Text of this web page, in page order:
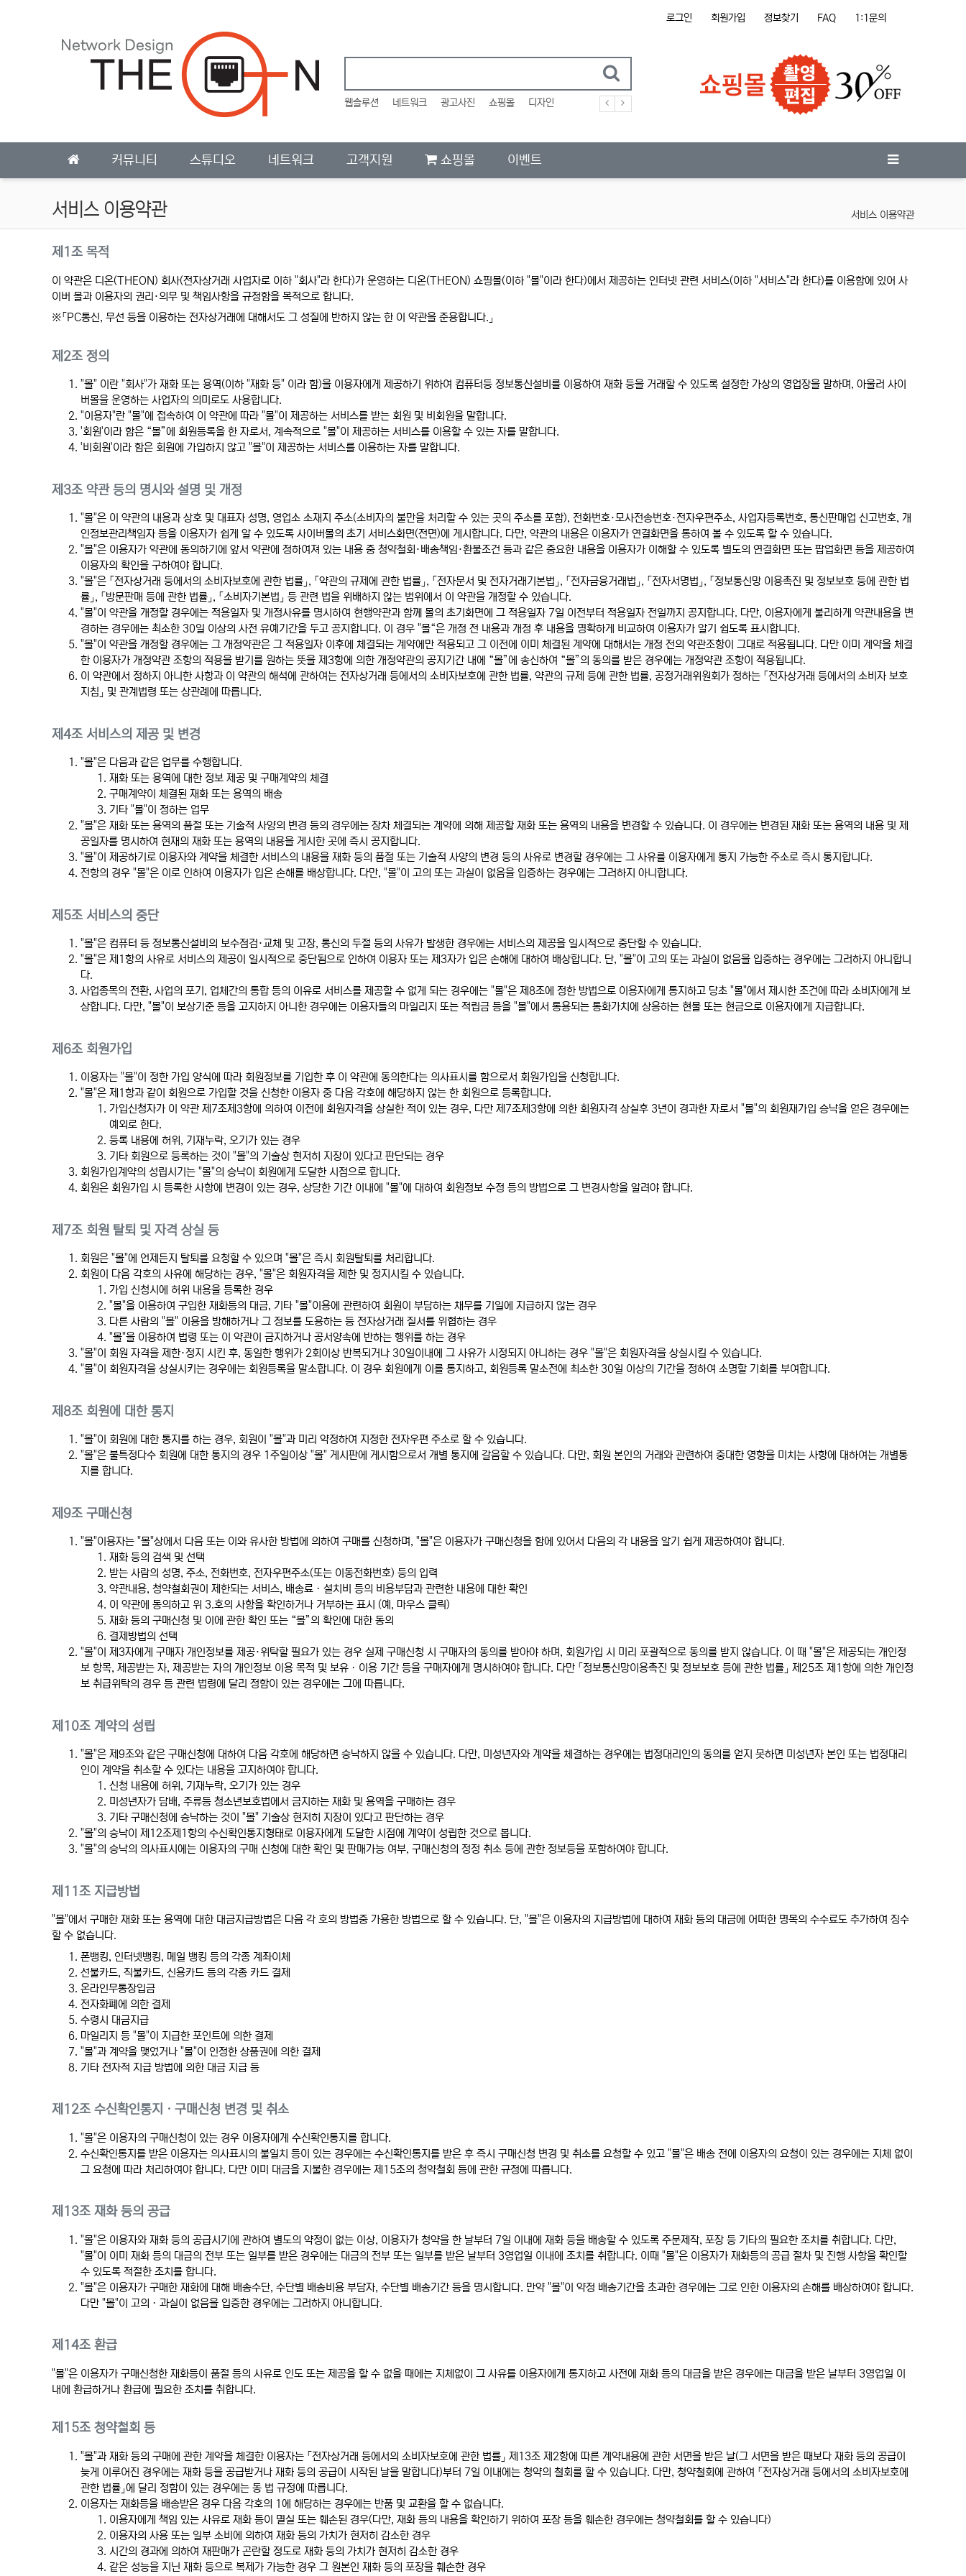
로그인 회원가입 정보찾기 FAQ 1:1문의
웹솔루션 네트워크 광고사진 쇼핑몰 디자인
커뮤니티 스튜디오 네트워크 고객지원 쇼핑몰 이벤트
서비스 이용약관 서비스 이용약관
사이트 이용약관 안내
제1조 목적
이 약관은 디온(THEON) 회사(전자상거래 사업자로 이하 "회사"라 한다)가 운영하는 디온(THEON) 쇼핑몰(이하 "몰"이라 한다)에서 제공하는 인터넷 관련 서비스(이하 "서비스"라 한다)를 이용함에 있어 사
이버 몰과 이용자의 권리·의무 및 책임사항을 규정함을 목적으로 합니다.
※「PC통신, 무선 등을 이용하는 전자상거래에 대해서도 그 성질에 반하지 않는 한 이 약관을 준용합니다.」
제2조 정의
"몰" 이란 "회사"가 재화 또는 용역(이하 "재화 등" 이라 함)을 이용자에게 제공하기 위하여 컴퓨터등 정보통신설비를 이용하여 재화 등을 거래할 수 있도록 설정한 가상의 영업장을 말하며, 아울러 사이
버몰을 운영하는 사업자의 의미로도 사용합니다.
"이용자"란 "몰"에 접속하여 이 약관에 따라 "몰"이 제공하는 서비스를 받는 회원 및 비회원을 말합니다.
'회원'이라 함은 “몰”에 회원등록을 한 자로서, 계속적으로 "몰"이 제공하는 서비스를 이용할 수 있는 자를 말합니다.
'비회원'이라 함은 회원에 가입하지 않고 "몰"이 제공하는 서비스를 이용하는 자를 말합니다.
제3조 약관 등의 명시와 설명 및 개정
"몰"은 이 약관의 내용과 상호 및 대표자 성명, 영업소 소재지 주소(소비자의 불만을 처리할 수 있는 곳의 주소를 포함), 전화번호·모사전송번호·전자우편주소, 사업자등록번호, 통신판매업 신고번호, 개
인정보관리책임자 등을 이용자가 쉽게 알 수 있도록 사이버몰의 초기 서비스화면(전면)에 게시합니다. 다만, 약관의 내용은 이용자가 연결화면을 통하여 볼 수 있도록 할 수 있습니다.
"몰"은 이용자가 약관에 동의하기에 앞서 약관에 정하여져 있는 내용 중 청약철회·배송책임·환불조건 등과 같은 중요한 내용을 이용자가 이해할 수 있도록 별도의 연결화면 또는 팝업화면 등을 제공하여
이용자의 확인을 구하여야 합니다.
"몰"은 「전자상거래 등에서의 소비자보호에 관한 법률」, 「약관의 규제에 관한 법률」, 「전자문서 및 전자거래기본법」, 「전자금융거래법」, 「전자서명법」, 「정보통신망 이용촉진 및 정보보호 등에 관한 법
률」, 「방문판매 등에 관한 법률」, 「소비자기본법」 등 관련 법을 위배하지 않는 범위에서 이 약관을 개정할 수 있습니다.
"몰"이 약관을 개정할 경우에는 적용일자 및 개정사유를 명시하여 현행약관과 함께 몰의 초기화면에 그 적용일자 7일 이전부터 적용일자 전일까지 공지합니다. 다만, 이용자에게 불리하게 약관내용을 변
경하는 경우에는 최소한 30일 이상의 사전 유예기간을 두고 공지합니다. 이 경우 "몰“은 개정 전 내용과 개정 후 내용을 명확하게 비교하여 이용자가 알기 쉽도록 표시합니다.
"몰"이 약관을 개정할 경우에는 그 개정약관은 그 적용일자 이후에 체결되는 계약에만 적용되고 그 이전에 이미 체결된 계약에 대해서는 개정 전의 약관조항이 그대로 적용됩니다. 다만 이미 계약을 체결
한 이용자가 개정약관 조항의 적용을 받기를 원하는 뜻을 제3항에 의한 개정약관의 공지기간 내에 “몰”에 송신하여 “몰”의 동의를 받은 경우에는 개정약관 조항이 적용됩니다.
이 약관에서 정하지 아니한 사항과 이 약관의 해석에 관하여는 전자상거래 등에서의 소비자보호에 관한 법률, 약관의 규제 등에 관한 법률, 공정거래위원회가 정하는 「전자상거래 등에서의 소비자 보호
지침」 및 관계법령 또는 상관례에 따릅니다.
제4조 서비스의 제공 및 변경
"몰"은 다음과 같은 업무를 수행합니다.
재화 또는 용역에 대한 정보 제공 및 구매계약의 체결
구매계약이 체결된 재화 또는 용역의 배송
기타 "몰"이 정하는 업무
"몰"은 재화 또는 용역의 품절 또는 기술적 사양의 변경 등의 경우에는 장차 체결되는 계약에 의해 제공할 재화 또는 용역의 내용을 변경할 수 있습니다. 이 경우에는 변경된 재화 또는 용역의 내용 및 제
공일자를 명시하여 현재의 재화 또는 용역의 내용을 게시한 곳에 즉시 공지합니다.
"몰"이 제공하기로 이용자와 계약을 체결한 서비스의 내용을 재화 등의 품절 또는 기술적 사양의 변경 등의 사유로 변경할 경우에는 그 사유를 이용자에게 통지 가능한 주소로 즉시 통지합니다.
전항의 경우 "몰"은 이로 인하여 이용자가 입은 손해를 배상합니다. 다만, "몰"이 고의 또는 과실이 없음을 입증하는 경우에는 그러하지 아니합니다.
제5조 서비스의 중단
"몰"은 컴퓨터 등 정보통신설비의 보수점검·교체 및 고장, 통신의 두절 등의 사유가 발생한 경우에는 서비스의 제공을 일시적으로 중단할 수 있습니다.
"몰"은 제1항의 사유로 서비스의 제공이 일시적으로 중단됨으로 인하여 이용자 또는 제3자가 입은 손해에 대하여 배상합니다. 단, "몰"이 고의 또는 과실이 없음을 입증하는 경우에는 그러하지 아니합니
다.
사업종목의 전환, 사업의 포기, 업체간의 통합 등의 이유로 서비스를 제공할 수 없게 되는 경우에는 "몰"은 제8조에 정한 방법으로 이용자에게 통지하고 당초 "몰"에서 제시한 조건에 따라 소비자에게 보
상합니다. 다만, "몰"이 보상기준 등을 고지하지 아니한 경우에는 이용자들의 마일리지 또는 적립금 등을 "몰"에서 통용되는 통화가치에 상응하는 현물 또는 현금으로 이용자에게 지급합니다.
제6조 회원가입
이용자는 "몰"이 정한 가입 양식에 따라 회원정보를 기입한 후 이 약관에 동의한다는 의사표시를 함으로서 회원가입을 신청합니다.
"몰"은 제1항과 같이 회원으로 가입할 것을 신청한 이용자 중 다음 각호에 해당하지 않는 한 회원으로 등록합니다.
가입신청자가 이 약관 제7조제3항에 의하여 이전에 회원자격을 상실한 적이 있는 경우, 다만 제7조제3항에 의한 회원자격 상실후 3년이 경과한 자로서 "몰"의 회원재가입 승낙을 얻은 경우에는
예외로 한다.
등록 내용에 허위, 기재누락, 오기가 있는 경우
기타 회원으로 등록하는 것이 "몰"의 기술상 현저히 지장이 있다고 판단되는 경우
회원가입계약의 성립시기는 "몰"의 승낙이 회원에게 도달한 시점으로 합니다.
회원은 회원가입 시 등록한 사항에 변경이 있는 경우, 상당한 기간 이내에 "몰"에 대하여 회원정보 수정 등의 방법으로 그 변경사항을 알려야 합니다.
제7조 회원 탈퇴 및 자격 상실 등
회원은 "몰"에 언제든지 탈퇴를 요청할 수 있으며 "몰"은 즉시 회원탈퇴를 처리합니다.
회원이 다음 각호의 사유에 해당하는 경우, "몰"은 회원자격을 제한 및 정지시킬 수 있습니다.
가입 신청시에 허위 내용을 등록한 경우
"몰"을 이용하여 구입한 재화등의 대금, 기타 "몰"이용에 관련하여 회원이 부담하는 채무를 기일에 지급하지 않는 경우
다른 사람의 "몰" 이용을 방해하거나 그 정보를 도용하는 등 전자상거래 질서를 위협하는 경우
"몰"을 이용하여 법령 또는 이 약관이 금지하거나 공서양속에 반하는 행위를 하는 경우
"몰"이 회원 자격을 제한·정지 시킨 후, 동일한 행위가 2회이상 반복되거나 30일이내에 그 사유가 시정되지 아니하는 경우 "몰"은 회원자격을 상실시킬 수 있습니다.
"몰"이 회원자격을 상실시키는 경우에는 회원등록을 말소합니다. 이 경우 회원에게 이를 통지하고, 회원등록 말소전에 최소한 30일 이상의 기간을 정하여 소명할 기회를 부여합니다.
제8조 회원에 대한 통지
"몰"이 회원에 대한 통지를 하는 경우, 회원이 "몰"과 미리 약정하여 지정한 전자우편 주소로 할 수 있습니다.
"몰"은 불특정다수 회원에 대한 통지의 경우 1주일이상 "몰" 게시판에 게시함으로서 개별 통지에 갈음할 수 있습니다. 다만, 회원 본인의 거래와 관련하여 중대한 영향을 미치는 사항에 대하여는 개별통
지를 합니다.
제9조 구매신청
"몰"이용자는 "몰"상에서 다음 또는 이와 유사한 방법에 의하여 구매를 신청하며, "몰"은 이용자가 구매신청을 함에 있어서 다음의 각 내용을 알기 쉽게 제공하여야 합니다.
재화 등의 검색 및 선택
받는 사람의 성명, 주소, 전화번호, 전자우편주소(또는 이동전화번호) 등의 입력
약관내용, 청약철회권이 제한되는 서비스, 배송료ㆍ설치비 등의 비용부담과 관련한 내용에 대한 확인
이 약관에 동의하고 위 3.호의 사항을 확인하거나 거부하는 표시 (예, 마우스 클릭)
재화 등의 구매신청 및 이에 관한 확인 또는 “몰”의 확인에 대한 동의
결제방법의 선택
"몰"이 제3자에게 구매자 개인정보를 제공·위탁할 필요가 있는 경우 실제 구매신청 시 구매자의 동의를 받아야 하며, 회원가입 시 미리 포괄적으로 동의를 받지 않습니다. 이 때 "몰"은 제공되는 개인정
보 항목, 제공받는 자, 제공받는 자의 개인정보 이용 목적 및 보유ㆍ이용 기간 등을 구매자에게 명시하여야 합니다. 다만 「정보통신망이용촉진 및 정보보호 등에 관한 법률」 제25조 제1항에 의한 개인정
보 취급위탁의 경우 등 관련 법령에 달리 정함이 있는 경우에는 그에 따릅니다.
제10조 계약의 성립
"몰"은 제9조와 같은 구매신청에 대하여 다음 각호에 해당하면 승낙하지 않을 수 있습니다. 다만, 미성년자와 계약을 체결하는 경우에는 법정대리인의 동의를 얻지 못하면 미성년자 본인 또는 법정대리
인이 계약을 취소할 수 있다는 내용을 고지하여야 합니다.
신청 내용에 허위, 기재누락, 오기가 있는 경우
미성년자가 담배, 주류등 청소년보호법에서 금지하는 재화 및 용역을 구매하는 경우
기타 구매신청에 승낙하는 것이 "몰" 기술상 현저히 지장이 있다고 판단하는 경우
"몰"의 승낙이 제12조제1항의 수신확인통지형태로 이용자에게 도달한 시점에 계약이 성립한 것으로 봅니다.
"몰"의 승낙의 의사표시에는 이용자의 구매 신청에 대한 확인 및 판매가능 여부, 구매신청의 정정 취소 등에 관한 정보등을 포함하여야 합니다.
제11조 지급방법
"몰"에서 구매한 재화 또는 용역에 대한 대금지급방법은 다음 각 호의 방법중 가용한 방법으로 할 수 있습니다. 단, "몰"은 이용자의 지급방법에 대하여 재화 등의 대금에 어떠한 명목의 수수료도 추가하여 징수
할 수 없습니다.
폰뱅킹, 인터넷뱅킹, 메일 뱅킹 등의 각종 계좌이체
선불카드, 직불카드, 신용카드 등의 각종 카드 결제
온라인무통장입금
전자화폐에 의한 결제
수령시 대금지급
마일리지 등 "몰"이 지급한 포인트에 의한 결제
"몰"과 계약을 맺었거나 "몰"이 인정한 상품권에 의한 결제
기타 전자적 지급 방법에 의한 대금 지급 등
제12조 수신확인통지ㆍ구매신청 변경 및 취소
"몰"은 이용자의 구매신청이 있는 경우 이용자에게 수신확인통지를 합니다.
수신확인통지를 받은 이용자는 의사표시의 불일치 등이 있는 경우에는 수신확인통지를 받은 후 즉시 구매신청 변경 및 취소를 요청할 수 있고 "몰"은 배송 전에 이용자의 요청이 있는 경우에는 지체 없이
그 요청에 따라 처리하여야 합니다. 다만 이미 대금을 지불한 경우에는 제15조의 청약철회 등에 관한 규정에 따릅니다.
제13조 재화 등의 공급
"몰"은 이용자와 재화 등의 공급시기에 관하여 별도의 약정이 없는 이상, 이용자가 청약을 한 날부터 7일 이내에 재화 등을 배송할 수 있도록 주문제작, 포장 등 기타의 필요한 조치를 취합니다. 다만,
"몰"이 이미 재화 등의 대금의 전부 또는 일부를 받은 경우에는 대금의 전부 또는 일부를 받은 날부터 3영업일 이내에 조치를 취합니다. 이때 "몰"은 이용자가 재화등의 공급 절차 및 진행 사항을 확인할
수 있도록 적절한 조치를 합니다.
"몰"은 이용자가 구매한 재화에 대해 배송수단, 수단별 배송비용 부담자, 수단별 배송기간 등을 명시합니다. 만약 "몰"이 약정 배송기간을 초과한 경우에는 그로 인한 이용자의 손해를 배상하여야 합니다.
다만 "몰"이 고의ㆍ과실이 없음을 입증한 경우에는 그러하지 아니합니다.
제14조 환급
"몰"은 이용자가 구매신청한 재화등이 품절 등의 사유로 인도 또는 제공을 할 수 없을 때에는 지체없이 그 사유를 이용자에게 통지하고 사전에 재화 등의 대금을 받은 경우에는 대금을 받은 날부터 3영업일 이
내에 환급하거나 환급에 필요한 조치를 취합니다.
제15조 청약철회 등
"몰"과 재화 등의 구매에 관한 계약을 체결한 이용자는 「전자상거래 등에서의 소비자보호에 관한 법률」 제13조 제2항에 따른 계약내용에 관한 서면을 받은 날(그 서면을 받은 때보다 재화 등의 공급이
늦게 이루어진 경우에는 재화 등을 공급받거나 재화 등의 공급이 시작된 날을 말합니다)부터 7일 이내에는 청약의 철회를 할 수 있습니다. 다만, 청약철회에 관하여 「전자상거래 등에서의 소비자보호에
관한 법률」에 달리 정함이 있는 경우에는 동 법 규정에 따릅니다.
이용자는 재화등을 배송받은 경우 다음 각호의 1에 해당하는 경우에는 반품 및 교환을 할 수 없습니다.
이용자에게 책임 있는 사유로 재화 등이 멸실 또는 훼손된 경우(다만, 재화 등의 내용을 확인하기 위하여 포장 등을 훼손한 경우에는 청약철회를 할 수 있습니다)
이용자의 사용 또는 일부 소비에 의하여 재화 등의 가치가 현저히 감소한 경우
시간의 경과에 의하여 재판매가 곤란할 정도로 재화 등의 가치가 현저히 감소한 경우
같은 성능을 지닌 재화 등으로 복제가 가능한 경우 그 원본인 재화 등의 포장을 훼손한 경우